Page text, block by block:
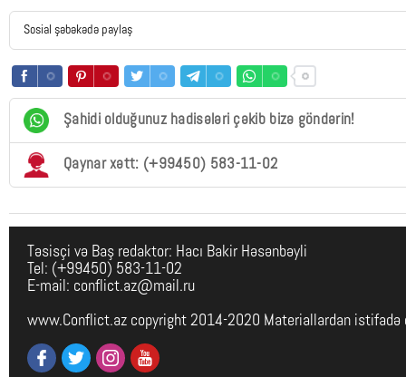
Sosial şəbəkədə paylaş
Şahidi olduğunuz hadisələri çəkib bizə göndərin!
Qaynar xətt: (+99450) 583-11-02
Təsisçi və Baş redaktor: Hacı Bakir Həsənbəyli
Tel: (+99450) 583-11-02
E-mail: conflict.az@mail.ru
www.Conflict.az copyright 2014-2020 Materiallardan istifadə